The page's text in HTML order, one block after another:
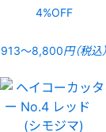
4%OFF
913〜8,800円（税込）